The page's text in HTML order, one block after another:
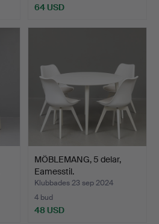
64 USD
MÖBLEMANG, 5 delar,
Eamesstil.
Klubbades 23 sep 2024
4 bud
48 USD